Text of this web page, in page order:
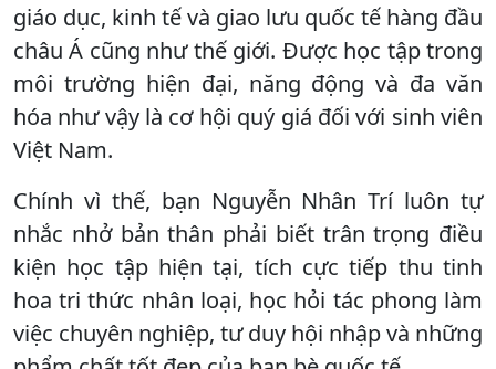
giáo dục, kinh tế và giao lưu quốc tế hàng đầu
châu Á cũng như thế giới. Được học tập trong
môi trường hiện đại, năng động và đa văn
hóa như vậy là cơ hội quý giá đối với sinh viên
Việt Nam.
Chính vì thế, bạn Nguyễn Nhân Trí luôn tự
nhắc nhở bản thân phải biết trân trọng điều
kiện học tập hiện tại, tích cực tiếp thu tinh
hoa tri thức nhân loại, học hỏi tác phong làm
việc chuyên nghiệp, tư duy hội nhập và những